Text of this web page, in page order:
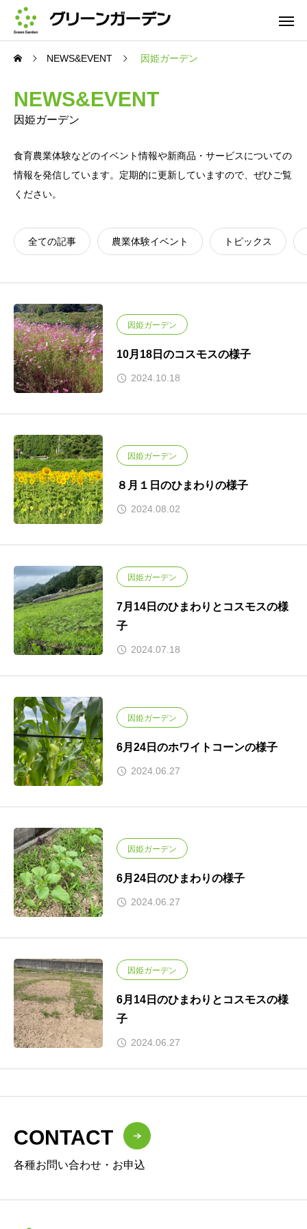
NEWS&EVENT 因姫ガーデン
NEWS&EVENT
因姫ガーデン
食育農業体験などのイベント情報や新商品・サービスについての
情報を発信しています。定期的に更新していますので、ぜひご覧
ください。
全ての記事 農業体験イベント トピックス
因姫ガーデン
10月18日のコスモスの様子
2024.10.18
因姫ガーデン
８月１日のひまわりの様子
2024.08.02
因姫ガーデン
7月14日のひまわりとコスモスの様
子
2024.07.18
因姫ガーデン
6月24日のホワイトコーンの様子
2024.06.27
因姫ガーデン
6月24日のひまわりの様子
2024.06.27
因姫ガーデン
6月14日のひまわりとコスモスの様
子
2024.06.27
CONTACT
各種お問い合わせ・お申込